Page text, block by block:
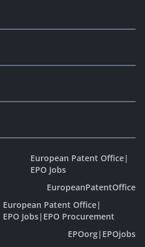
European Patent Office|
EPO Jobs
EuropeanPatentOffice
European Patent Office|
EPO Jobs| EPO Procurement
EPOorg| EPOjobs